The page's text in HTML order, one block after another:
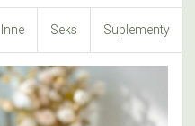
Inne Seks Suplementy